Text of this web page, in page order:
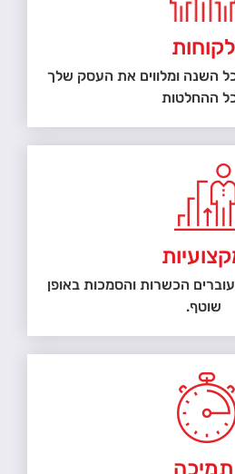
לקוחות
השנה ומלווים את העסק שלך
ההחלטות
הכשרות והסמכות באופן
שוטף.
תמיכה